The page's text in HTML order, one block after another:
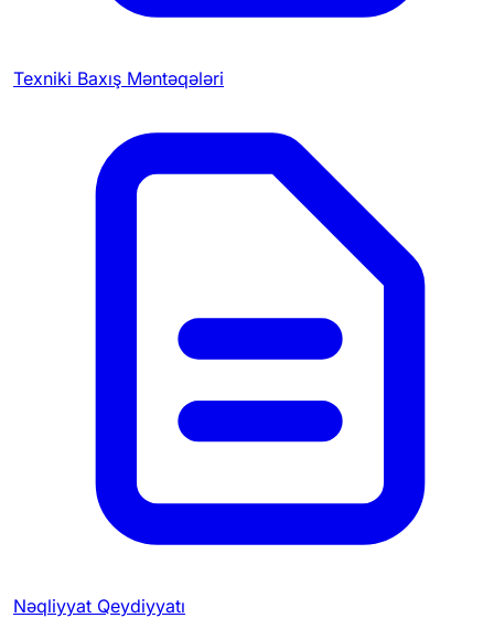
Texniki Baxış Məntəqələri
Nəqliyyat Qeydiyyatı